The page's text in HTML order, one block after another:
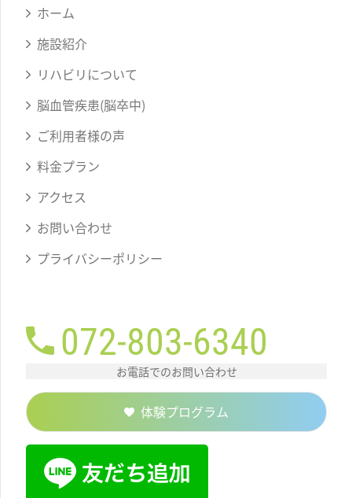
ホーム
施設紹介
リハビリについて
脳血管疾患(脳卒中)
ご利用者様の声
料金プラン
アクセス
お問い合わせ
プライバシーポリシー
072-803-6340
お電話でのお問い合わせ
体験プログラム